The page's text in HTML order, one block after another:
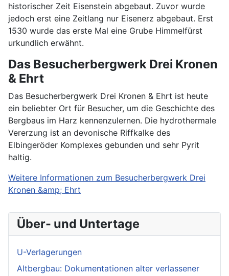
historischer Zeit Eisenstein abgebaut. Zuvor wurde
jedoch erst eine Zeitlang nur Eisenerz abgebaut. Erst
1530 wurde das erste Mal eine Grube Himmelfürst
urkundlich erwähnt.
Das Besucherbergwerk Drei Kronen
& Ehrt
Das Besucherbergwerk Drei Kronen & Ehrt ist heute
ein beliebter Ort für Besucher, um die Geschichte des
Bergbaus im Harz kennenzulernen. Die hydrothermale
Vererzung ist an devonische Riffkalke des
Elbingeröder Komplexes gebunden und sehr Pyrit
haltig.
Weitere Informationen zum Besucherbergwerk Drei
Kronen &amp; Ehrt
Über- und Untertage
U-Verlagerungen
Altbergbau: Dokumentationen alter verlassener